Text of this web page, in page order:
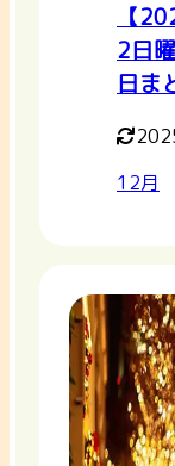
【
2日
日ま
12月